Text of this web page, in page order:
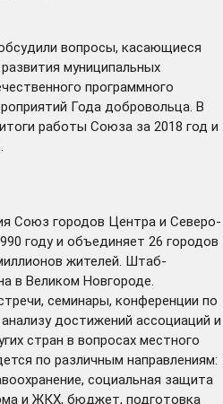
вопросы, касающиеся
муниципальных
программного
Года добровольца. В
работы Союза за 2018 год и
Союз городов Центра и Северо-
году и объединяет 26 городов
жителей. Штаб-
в Великом Новгороде.
семинары, конференции по
достижений ассоциаций и
стран в вопросах местного
по различным направлениям:
социальная защита
и ЖКХ, бюджет, подготовка